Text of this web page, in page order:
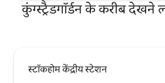
कुंग्स्ट्रैडगॉर्डन के करीब
स्टॉकहोम केंद्रीय स्टेशन